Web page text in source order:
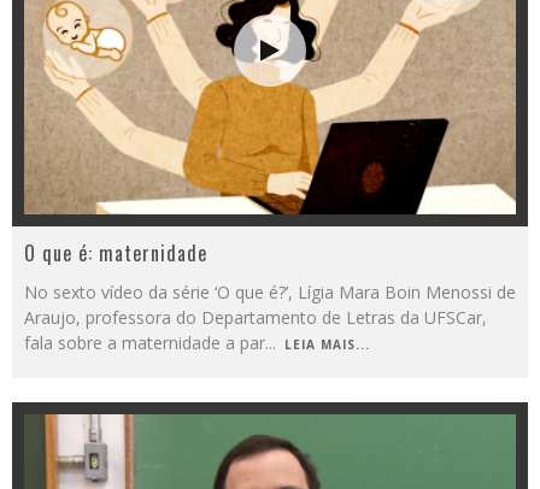
O que é: maternidade
No sexto vídeo da série ‘O que é?’, Lígia Mara Boin Menossi de
Araujo, professora do Departamento de Letras da UFSCar,
fala sobre a maternidade a par... LEIA MAIS...